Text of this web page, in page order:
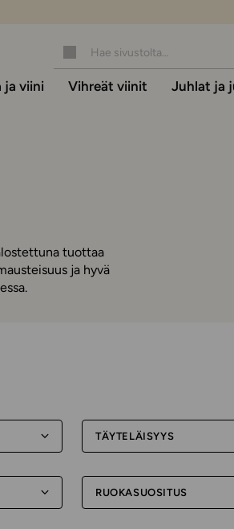
ja viini Vihreät viinit Juhlat ja
tuottaa
ja hyvä
TÄYTELÄISYYS
RUOKASUOSITUS